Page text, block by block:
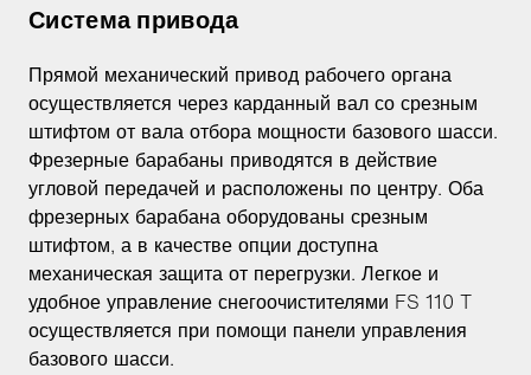
Система привода
Прямой механический привод рабочего органа
осуществляется через карданный вал со срезным
штифтом от вала отбора мощности базового шасси.
Фрезерные барабаны приводятся в действие
угловой передачей и расположены по центру. Оба
фрезерных барабана оборудованы срезным
штифтом, а в качестве опции доступна
механическая защита от перегрузки. Легкое и
удобное управление снегоочистителями FS 110 T
осуществляется при помощи панели управления
базового шасси.